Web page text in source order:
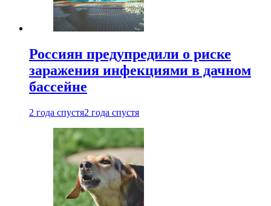
Россиян предупредили о риске
заражения инфекциями в дачном
бассейне
2 года спустя2 года спустя